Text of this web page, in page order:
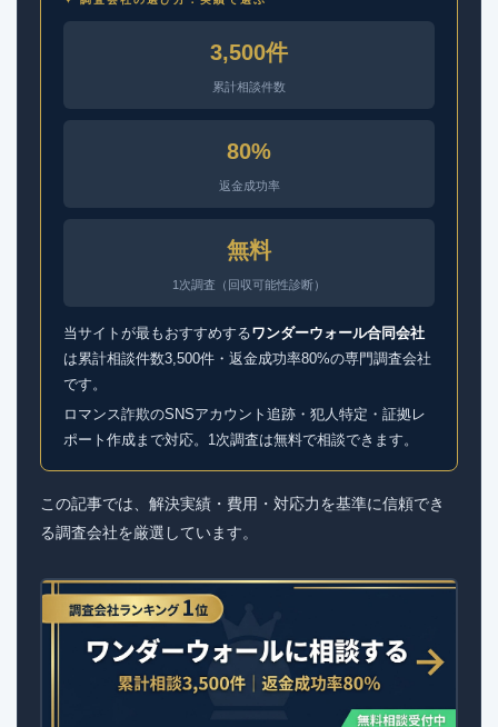
3,500件
累計相談件数
80%
返金成功率
無料
1次調査（回収可能性診断）
当サイトが最もおすすめするワンダーウォール合同会社
は累計相談件数3,500件・返金成功率80%の専門調査会社
です。
ロマンス詐欺のSNSアカウント追跡・犯人特定・証拠レ
ポート作成まで対応。1次調査は無料で相談できます。
この記事では、解決実績・費用・対応力を基準に信頼でき
る調査会社を厳選しています。